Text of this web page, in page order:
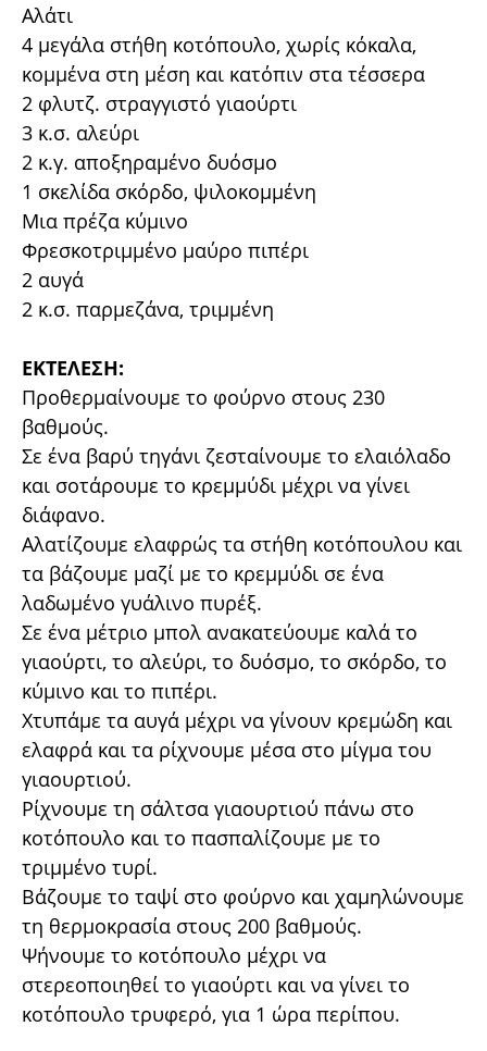
Αλάτι
4 μεγάλα στήθη κοτόπουλο, χωρίς κόκαλα,
κομμένα στη μέση και κατόπιν στα τέσσερα
2 φλυτζ. στραγγιστό γιαούρτι
3 κ.σ. αλεύρι
2 κ.γ. αποξηραμένο δυόσμο
1 σκελίδα σκόρδο, ψιλοκομμένη
Μια πρέζα κύμινο
Φρεσκοτριμμένο μαύρο πιπέρι
2 αυγά
2 κ.σ. παρμεζάνα, τριμμένη
ΕΚΤΕΛΕΣΗ:
Προθερμαίνουμε το φούρνο στους 230
βαθμούς.
Σε ένα βαρύ τηγάνι ζεσταίνουμε το ελαιόλαδο
και σοτάρουμε το κρεμμύδι μέχρι να γίνει
διάφανο.
Αλατίζουμε ελαφρώς τα στήθη κοτόπουλου και
τα βάζουμε μαζί με το κρεμμύδι σε ένα
λαδωμένο γυάλινο πυρέξ.
Σε ένα μέτριο μπολ ανακατεύουμε καλά το
γιαούρτι, το αλεύρι, το δυόσμο, το σκόρδο, το
κύμινο και το πιπέρι.
Χτυπάμε τα αυγά μέχρι να γίνουν κρεμώδη και
ελαφρά και τα ρίχνουμε μέσα στο μίγμα του
γιαουρτιού.
Ρίχνουμε τη σάλτσα γιαουρτιού πάνω στο
κοτόπουλο και το πασπαλίζουμε με το
τριμμένο τυρί.
Βάζουμε το ταψί στο φούρνο και χαμηλώνουμε
τη θερμοκρασία στους 200 βαθμούς.
Ψήνουμε το κοτόπουλο μέχρι να
στερεοποιηθεί το γιαούρτι και να γίνει το
κοτόπουλο τρυφερό, για 1 ώρα περίπου.